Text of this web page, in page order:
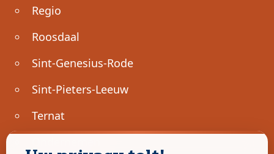
Regio
Roosdaal
Sint-Genesius-Rode
Sint-Pieters-Leeuw
Ternat